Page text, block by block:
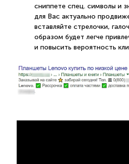
сниппете спец. символы и
для Вас актуально
вставляйте стрелочки,
образом будет легче
и повысить вероятность